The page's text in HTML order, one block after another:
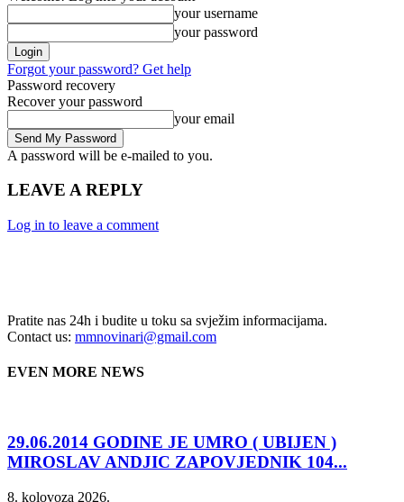
your username
your password
Forgot your password? Get help
Password recovery
Recover your password
your email
A password will be e-mailed to you.
LEAVE A REPLY
Log in to leave a comment
Pratite nas 24h i budite u toku sa svježim informacijama.
Contact us: mmnovinari@gmail.com
EVEN MORE NEWS
29.06.2014 GODINE JE UMRO ( UBIJEN )
MIROSLAV ANDJIC ZAPOVJEDNIK 104...
8. kolovoza 2026.